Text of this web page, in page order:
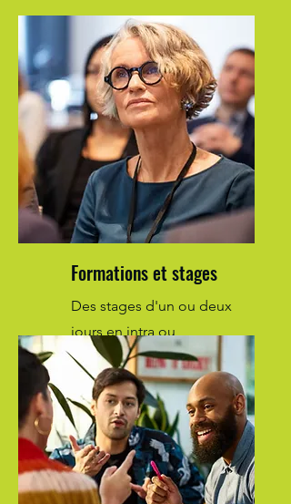
Formations et stages
Des stages d'un ou deux
jours en intra ou
interentreprises.